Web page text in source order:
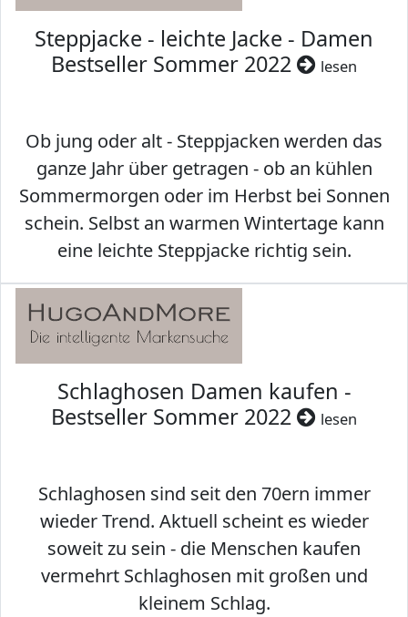
Steppjacke - leichte Jacke - Damen
Bestseller Sommer 2022
lesen
Ob jung oder alt - Steppjacken werden das
ganze Jahr über getragen - ob an kühlen
Sommermorgen oder im Herbst bei Sonnen
schein. Selbst an warmen Wintertage kann
eine leichte Steppjacke richtig sein.
Schlaghosen Damen kaufen -
Bestseller Sommer 2022
lesen
Schlaghosen sind seit den 70ern immer
wieder Trend. Aktuell scheint es wieder
soweit zu sein - die Menschen kaufen
vermehrt Schlaghosen mit großen und
kleinem Schlag.